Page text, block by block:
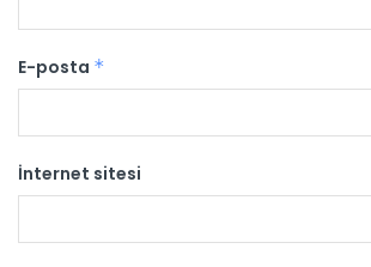
E-posta *
İnternet sitesi